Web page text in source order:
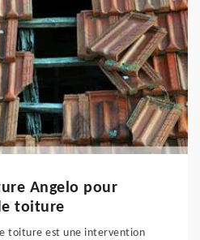
Angelo pour
toiture
toiture est une intervention